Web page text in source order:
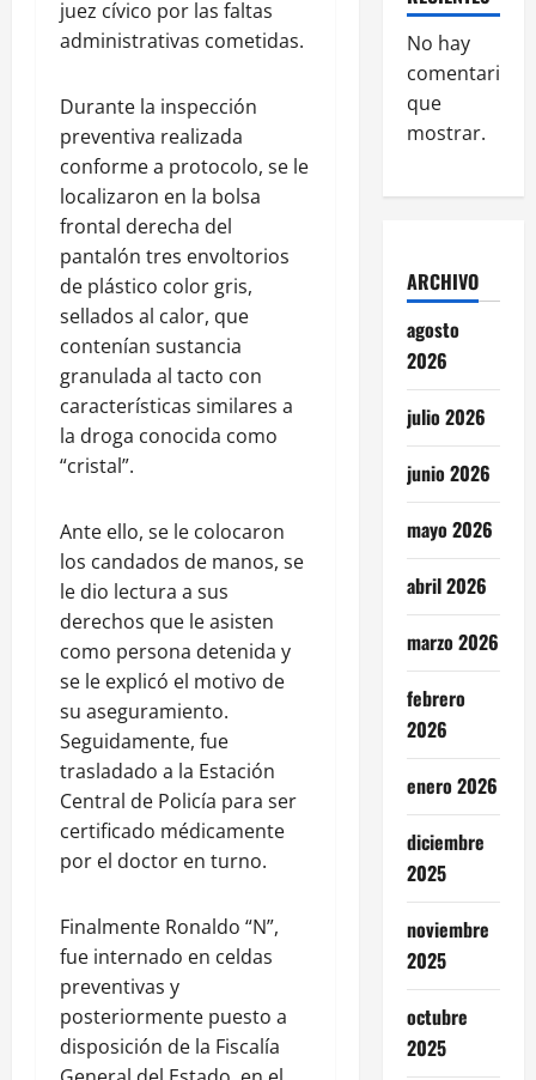
juez cívico por las faltas
administrativas cometidas.
Durante la inspección
preventiva realizada
conforme a protocolo, se le
localizaron en la bolsa
frontal derecha del
pantalón tres envoltorios
de plástico color gris,
sellados al calor, que
contenían sustancia
granulada al tacto con
características similares a
la droga conocida como
“cristal”.
Ante ello, se le colocaron
los candados de manos, se
le dio lectura a sus
derechos que le asisten
como persona detenida y
se le explicó el motivo de
su aseguramiento.
Seguidamente, fue
trasladado a la Estación
Central de Policía para ser
certificado médicamente
por el doctor en turno.
Finalmente Ronaldo “N”,
fue internado en celdas
preventivas y
posteriormente puesto a
disposición de la Fiscalía
No hay
comentarios
que
mostrar.
ARCHIVO
agosto
2026
julio 2026
junio 2026
mayo 2026
abril 2026
marzo 2026
febrero
2026
enero 2026
diciembre
2025
noviembre
2025
octubre
2025